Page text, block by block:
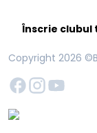
Înscrie clubul
Copyright 2026